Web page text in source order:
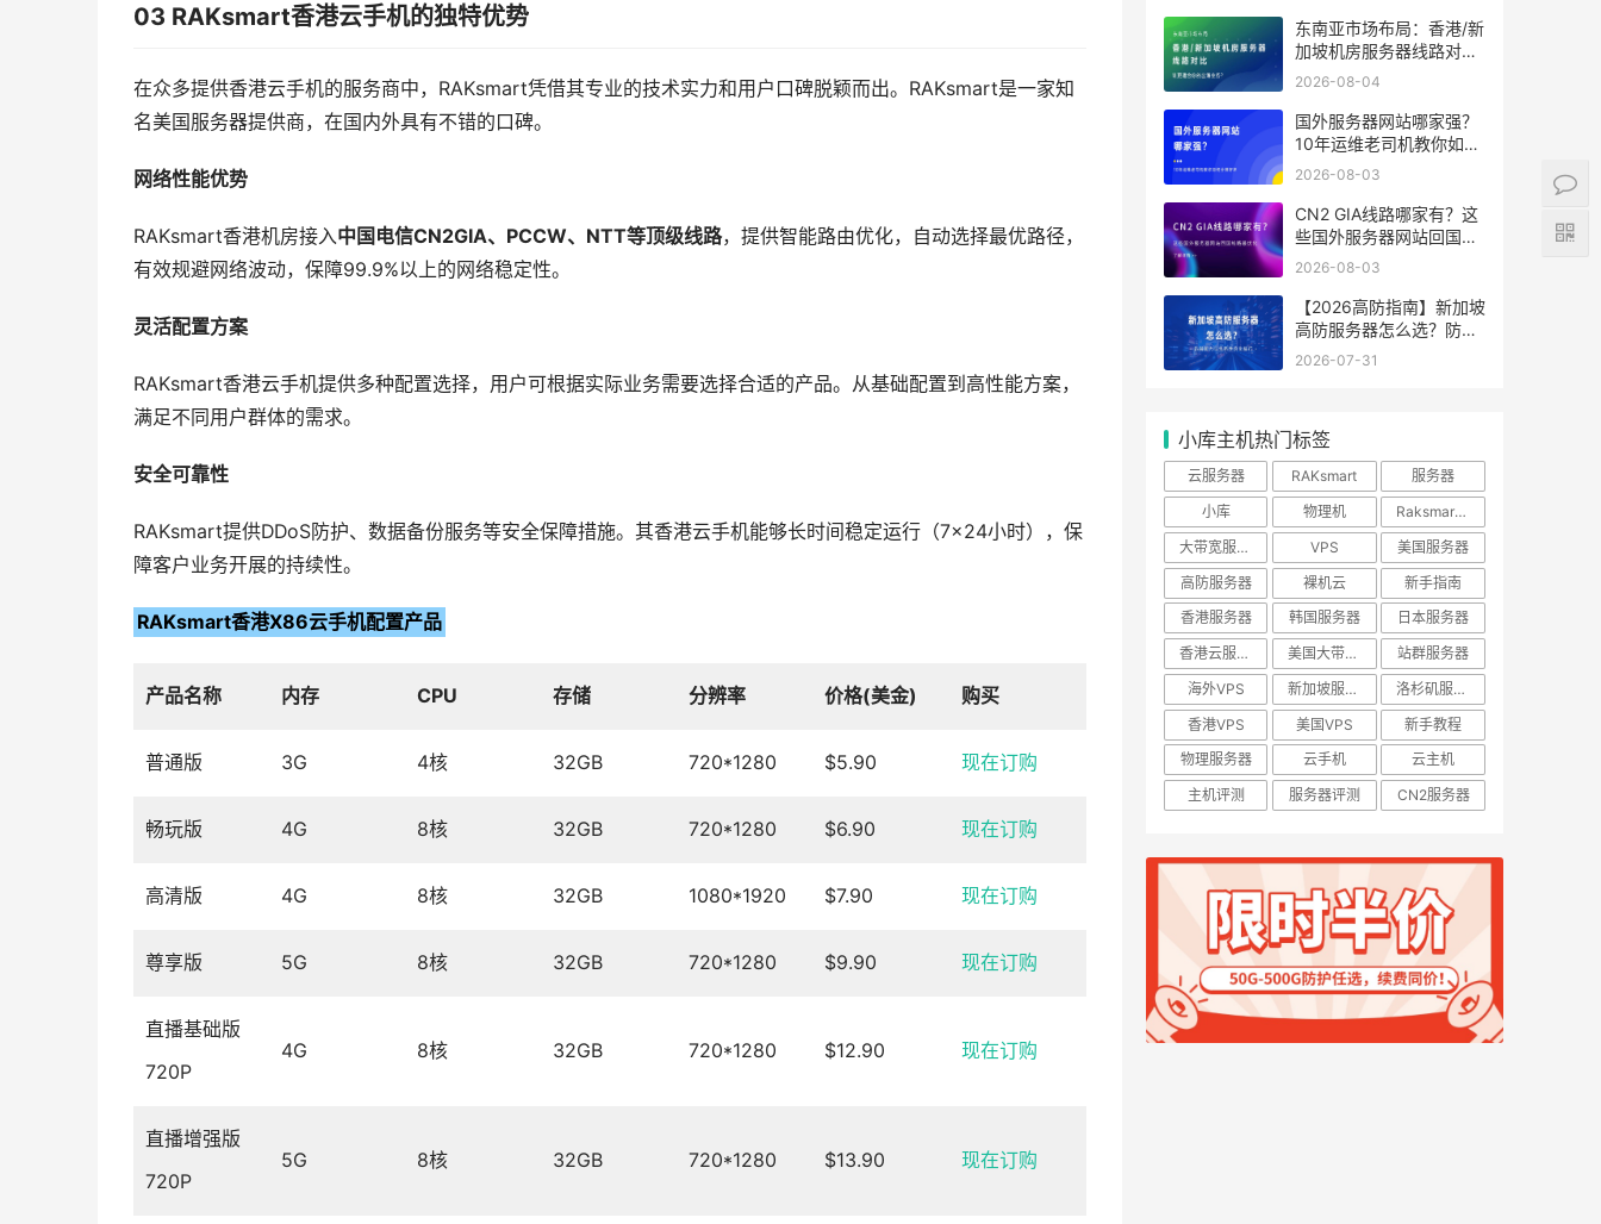
03 RAKsmart香港云手机的独特优势
在众多提供香港云手机的服务商中，RAKsmart凭借其专业的技术实力和用户口碑脱颖而出。RAKsmart是一家知
名美国服务器提供商，在国内外具有不错的口碑。
网络性能优势
RAKsmart香港机房接入中国电信CN2GIA、PCCW、NTT等顶级线路，提供智能路由优化，自动选择最优路径，
有效规避网络波动，保障99.9%以上的网络稳定性。
灵活配置方案
RAKsmart香港云手机提供多种配置选择，用户可根据实际业务需要选择合适的产品。从基础配置到高性能方案，
满足不同用户群体的需求。
安全可靠性
RAKsmart提供DDoS防护、数据备份服务等安全保障措施。其香港云手机能够长时间稳定运行（7×24小时），保
障客户业务开展的持续性。
RAKsmart香港X86云手机配置产品
产品名称 内存 CPU 存储 分辨率 价格(美金) 购买
普通版 3G 4核 32GB 720*1280 $5.90 现在订购
畅玩版 4G 8核 32GB 720*1280 $6.90 现在订购
高清版 4G 8核 32GB 1080*1920 $7.90 现在订购
尊享版 5G 8核 32GB 720*1280 $9.90 现在订购
直播基础版
720P
4G 8核 32GB 720*1280 $12.90 现在订购
直播增强版
720P
5G 8核 32GB 720*1280 $13.90 现在订购
东南亚市场布局：香港/新
加坡机房服务器线路对
比，谁更适合你的出海业
2026-08-04
国外服务器网站哪家强？
10年运维老司机教你如何
分辨好坏
2026-08-03
CN2 GIA线路哪家有？这
些国外服务器网站回国线
路最优化
2026-08-03
【2026高防指南】新加坡
高防服务器怎么选？防御
能力与线路性价比排行
2026-07-31
小库主机热门标签
云服务器 RAKsmart
服务器
小库
物理机
Raksmart优惠
大带宽服务器
VPS
美国服务器
高防服务器
裸机云
新手指南
香港服务器
韩国服务器
日本服务器
香港云服务器
美国大带宽服务器
站群服务器
海外VPS
新加坡服务器
洛杉矶服务器
香港VPS
美国VPS
新手教程
物理服务器
云手机
云主机
主机评测
服务器评测 CN2服务器